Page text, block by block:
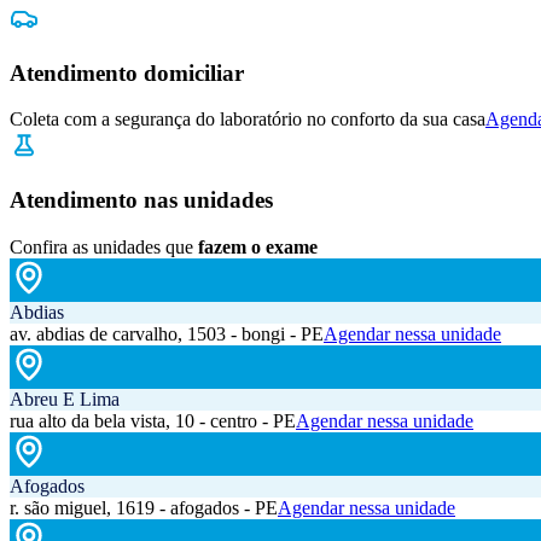
Atendimento domiciliar
Coleta com a segurança do laboratório no conforto da sua casa
Atendimento nas unidades
Confira as unidades que fazem o exame
Abdias
av. abdias de carvalho, 1503 - bongi - PEAgendar nessa unidade
Abreu E Lima
rua alto da bela vista, 10 - centro - PEAgendar nessa unidade
Afogados
r. são miguel, 1619 - afogados - PEAgendar nessa unidade